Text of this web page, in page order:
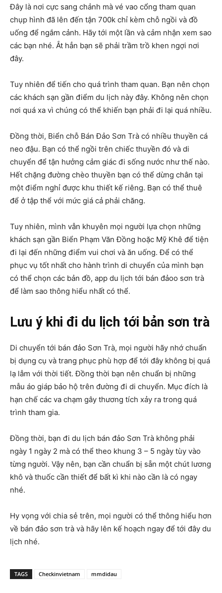
Đây là nơi cực sang chảnh mà vé vao cổng tham quan
chụp hình đã lên đến tận 700k chỉ kèm chỗ ngồi và đồ
uống để ngắm cảnh. Hãy tới một lần và cảm nhận xem sao
các bạn nhé. Ắt hẳn bạn sẽ phải trầm trồ khen ngợi nơi
đây.
Tuy nhiên để tiến cho quá trình tham quan. Bạn nên chọn
các khách sạn gần điểm du lịch này đây. Không nên chọn
nơi quá xa vì chúng có thể khiến bạn phải đi lại quá nhiều.
Đồng thời, Biển chỗ Bán Đảo Sơn Trà có nhiều thuyền cá
neo đậu. Bạn có thể ngồi trên chiếc thuyền đó và di
chuyển để tận hưởng cảm giác đi sống nước như thế nào.
Hết chặng đường chèo thuyền bạn có thể dừng chân tại
một điểm nghỉ được khu thiết kế riêng. Bạn có thể thuê
để ở tập thể với mức giá cả phải chăng.
Tuy nhiên, mình vẫn khuyên mọi người lựa chọn những
khách sạn gần Biển Phạm Văn Đồng hoặc Mỹ Khê để tiện
đi lại đến những điểm vui chơi và ăn uống. Để có thể
phục vụ tốt nhất cho hành trình di chuyển của mình bạn
có thể chọn các bản đồ, app du lịch tới bán đảoo sơn trà
để làm sao thông hiểu nhất có thể.
Lưu ý khi đi du lịch tới bản sơn trà
Di chuyển tới bán đảo Sơn Trà, mọi người hãy nhớ chuẩn
bị dụng cụ và trang phục phù hợp để tới đây không bị quá
lạ lẫm với thời tiết. Đồng thời bạn nên chuẩn bị những
mẫu áo giáp bảo hộ trên đường đi di chuyển. Mục đích là
hạn chế các va chạm gây thương tích xảy ra trong quá
trình tham gia.
Đồng thời, bạn đi du lịch bán đảo Sơn Trà không phải
ngày 1 ngày 2 mà có thể theo khung 3 – 5 ngày tùy vào
từng người. Vậy nên, bạn cần chuẩn bị sẵn một chút lương
khô và thuốc cần thiết để bất kì khi nào cần là có ngay
nhé.
Hy vọng với chia sẻ trên, mọi người có thể thông hiểu hơn
về bán đảo sơn trà và hãy lên kế hoạch ngay để tới đây du
lịch nhé.
TAGS Checkinvietnam mmdidau